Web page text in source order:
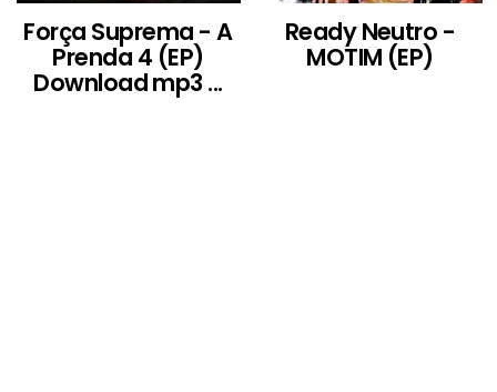
Força Suprema - A
Prenda 4 (EP)
Download mp3 ...
Ready Neutro -
MOTIM (EP)